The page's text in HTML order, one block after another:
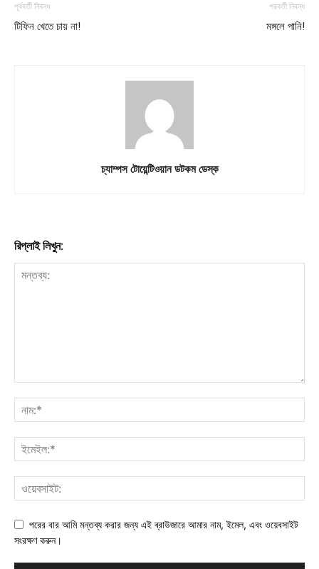
পূর্ববর্তী নিবন্ধ
টিফিন খেতে চায় না!
পরবর্তী নিবন্ধ
মঙ্গলে পানি!
চ্যাম্পস টোয়েন্টিওয়ান ডটকম ডেস্ক
রিপ্লাই লিখুন:
পরের বার আমি মন্তব্য করার জন্য এই ব্রাউজারে আমার নাম, ইমেল, এবং ওয়েবসাইট
সংরক্ষণ করুন।